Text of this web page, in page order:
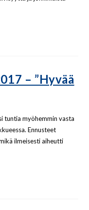
– ”Hyvää
tuntia myöhemmin vasta
Ennusteet
ilmeisesti aiheutti